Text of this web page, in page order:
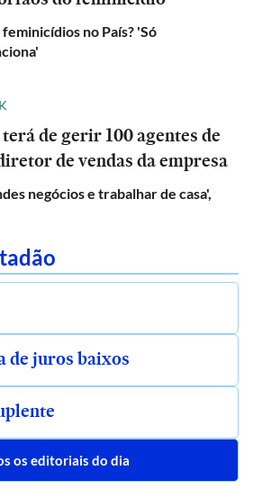
no País? 'Só
de gerir 100 agentes de
de vendas da empresa
negócios e trabalhar de casa',
de juros baixos
os editoriais do dia